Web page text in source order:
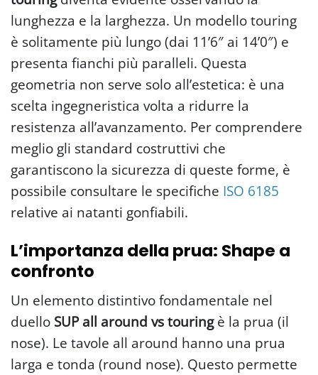
lunghezza e la larghezza. Un modello touring
è solitamente più lungo (dai 11’6″ ai 14’0″) e
presenta fianchi più paralleli. Questa
geometria non serve solo all’estetica: è una
scelta ingegneristica volta a ridurre la
resistenza all’avanzamento. Per comprendere
meglio gli standard costruttivi che
garantiscono la sicurezza di queste forme, è
possibile consultare le specifiche ISO 6185
relative ai natanti gonfiabili.
L’importanza della prua: Shape a
confronto
Un elemento distintivo fondamentale nel
duello SUP all around vs touringè la prua (il
nose). Le tavole all around hanno una prua
larga e tonda (round nose). Questo permette